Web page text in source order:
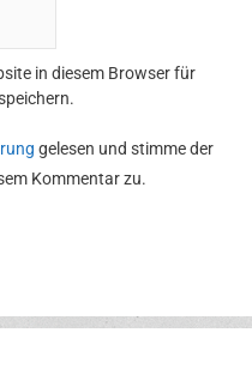
in diesem Browser für
gelesen und stimme der
Kommentar zu.